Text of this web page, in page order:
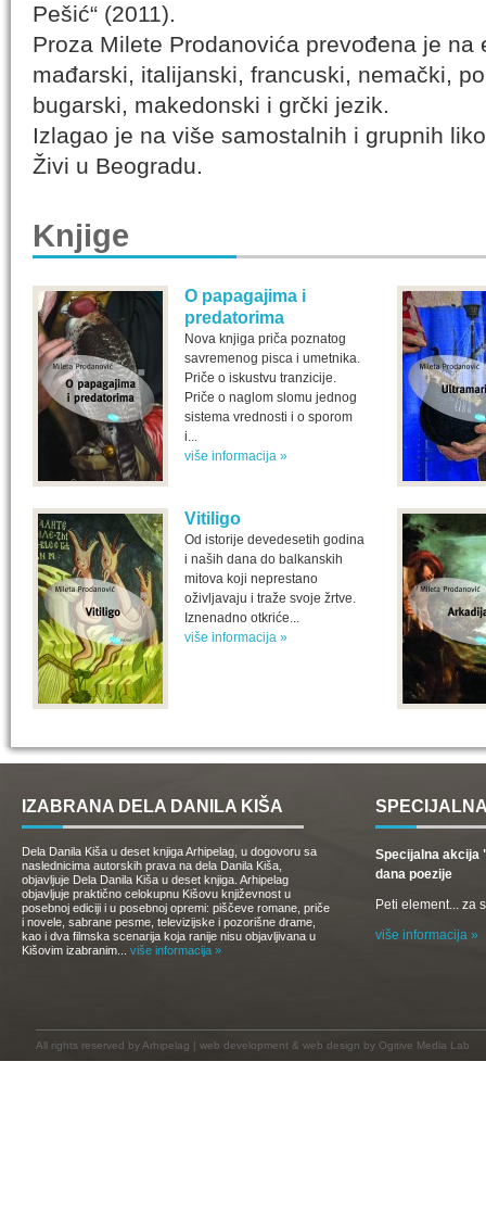
Pešić“ (2011).
Proza Milete Prodanovića prevođena je na
mađarski, italijanski, francuski, nemački,
bugarski, makedonski i grčki jezik.
Izlagao je na više samostalnih i grupnih
Živi u Beogradu.
Knjige
O papagajima i
predatorima
Nova knjiga priča poznatog
savremenog pisca i umetnika.
Priče o iskustvu tranzicije.
Priče o naglom slomu jednog
sistema vrednosti i o sporom
i...
više informacija »
Vitiligo
Od istorije devedesetih godina
i naših dana do balkanskih
mitova koji neprestano
oživljavaju i traže svoje žrtve.
Iznenadno otkriće...
više informacija »
IZABRANA DELA DANILA KIŠA
Dela Danila Kiša u deset knjiga Arhipelag, u dogovoru sa
naslednicima autorskih prava na dela Danila Kiša,
objavljuje Dela Danila Kiša u deset knjiga. Arhipelag
objavljuje praktično celokupnu Kišovu književnost u
posebnoj ediciji i u posebnoj opremi: piščeve romane, priče
i novele, sabrane pesme, televizijske i pozorišne drame,
kao i dva filmska scenarija koja ranije nisu objavljivana u
Kišovim izabranim... više informacija »
Specijalna akcija
dana poezije
Peti element... za
više informacija »
All rights reserved by Arhipelag | web development & web design by Ogitive Media Lab